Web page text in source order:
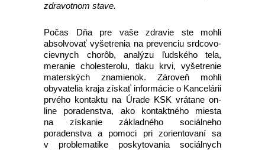
zdravotnom stave.
Počas Dňa pre vaše zdravie ste mohli
absolvovať vyšetrenia na prevenciu srdcovo-
cievnych chorôb, analýzu ľudského tela,
meranie cholesterolu, tlaku krvi, vyšetrenie
materských znamienok. Zároveň mohli
obyvatelia kraja získať informácie o Kancelárii
prvého kontaktu na Úrade KSK vrátane on-
line poradenstva, ako kontaktného miesta
na získanie základného sociálneho
poradenstva a pomoci pri zorientovaní sa
v problematike poskytovania sociálnych